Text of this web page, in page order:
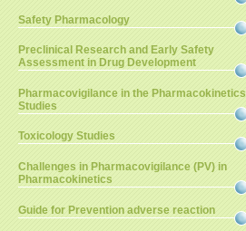
Safety Pharmacology
Preclinical Research and Early Safety
Assessment in Drug Development
Pharmacovigilance in the Pharmacokinetics
Studies
Toxicology Studies
Challenges in Pharmacovigilance (PV) in
Pharmacokinetics
Guide for Prevention adverse reaction